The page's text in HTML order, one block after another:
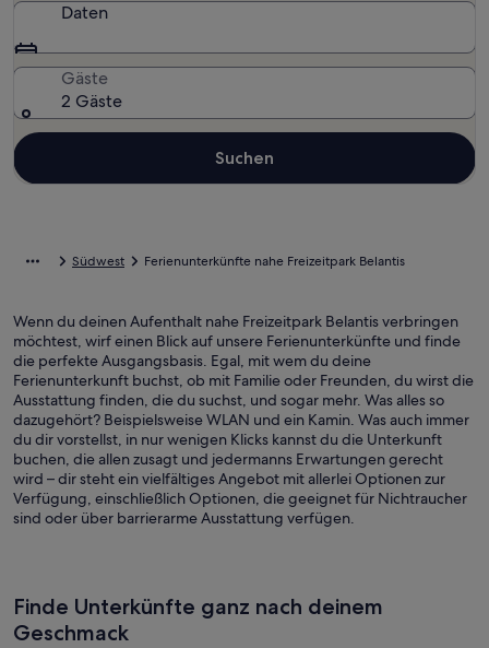
Daten
Gäste
2 Gäste
Suchen
Südwest Ferienunterkünfte nahe Freizeitpark Belantis
Wenn du deinen Aufenthalt nahe Freizeitpark Belantis verbringen
möchtest, wirf einen Blick auf unsere Ferienunterkünfte und finde
die perfekte Ausgangsbasis. Egal, mit wem du deine
Ferienunterkunft buchst, ob mit Familie oder Freunden, du wirst die
Ausstattung finden, die du suchst, und sogar mehr. Was alles so
dazugehört? Beispielsweise WLAN und ein Kamin. Was auch immer
du dir vorstellst, in nur wenigen Klicks kannst du die Unterkunft
buchen, die allen zusagt und jedermanns Erwartungen gerecht
wird – dir steht ein vielfältiges Angebot mit allerlei Optionen zur
Verfügung, einschließlich Optionen, die geeignet für Nichtraucher
sind oder über barrierarme Ausstattung verfügen.
Finde Unterkünfte ganz nach deinem
Geschmack